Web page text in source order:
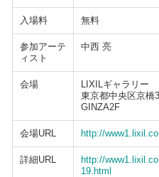
入場料 無料
参加アーテ
ィスト
中西 亮
会場
LIXILギャラリー
東京都中央区京橋
GINZA2F
会場URL http://
詳細URL
http://
19.html